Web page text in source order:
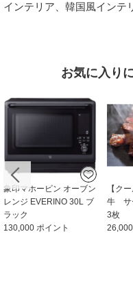
インテリア、韓国風インテ
お気に⼊り
象印マホービン オーブン
レンジ EVERINO 30L ブ
ラック
130,000 ポイント
【ク
牛 サ
3枚